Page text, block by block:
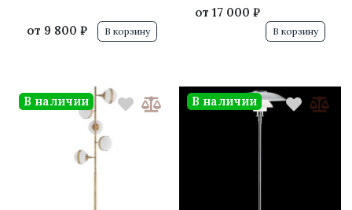
от 9 800 ₽ В корзину
от 17 000 ₽
В корзину
В наличии В наличии